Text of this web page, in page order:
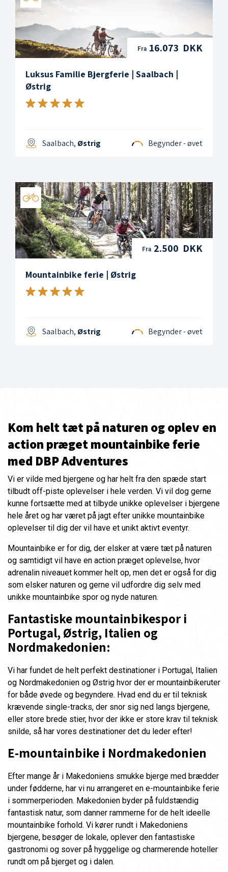
Fra 16.073 DKK
Luksus Familie Bjergferie | Saalbach |
Østrig
Saalbach, Østrig Begynder - øvet
Fra 2.500 DKK
Mountainbike ferie | Østrig
Saalbach, Østrig Begynder - øvet
Kom helt tæt på naturen og oplev en
action præget mountainbike ferie
med DBP Adventures
Vi er vilde med bjergene og har helt fra den spæde start
tilbudt off-piste oplevelser i hele verden. Vi vil dog gerne
kunne fortsætte med at tilbyde unikke oplevelser i bjergene
hele året og har været på jagt efter unikke mountainbike
oplevelser til dig der vil have et unikt aktivt eventyr.
Mountainbike er for dig, der elsker at være tæt på naturen
og samtidigt vil have en action præget oplevelse, hvor
adrenalin niveauet kommer helt op, men det er også for dig
som elsker naturen og gerne vil udfordre dig selv med
unikke mountainbike spor og nyde naturen.
Fantastiske mountainbikespor i
Portugal, Østrig, Italien og
Nordmakedonien:
Vi har fundet de helt perfekt destinationer i Portugal, Italien
og Nordmakedonien og Østrig hvor der er mountainbikeruter
for både øvede og begyndere. Hvad end du er til teknisk
krævende single-tracks, der snor sig ned langs bjergene,
eller store brede stier, hvor der ikke er store krav til teknisk
snilde, så har vores destinationer det du leder efter!
E-mountainbike i Nordmakedonien
Efter mange år i Makedoniens smukke bjerge med brædder
under fødderne, har vi nu arrangeret en e-mountainbike ferie
i sommerperioden. Makedonien byder på fuldstændig
fantastisk natur, som danner rammerne for de helt ideelle
mountainbike forhold. Vi kører rundt i Makedoniens
bjergene, besøger de lokale, oplever den fantastiske
gastronomi og sover på hyggelige og charmerende hoteller
rundt om på bjerget og i dalen.